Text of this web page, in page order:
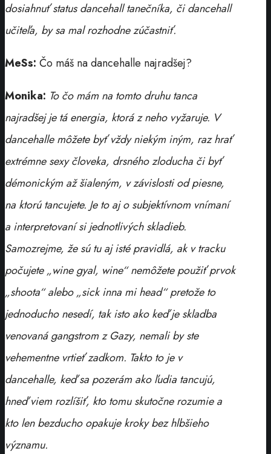
dosiahnuť status dancehall tanečníka, či dancehall
učiteľa, by sa mal rozhodne zúčastniť.
MeSs: Čo máš na dancehalle najradšej?
Monika: To čo mám na tomto druhu tanca
najradšej je tá energia, ktorá z neho vyžaruje. V
dancehalle môžete byť vždy niekým iným, raz hrať
extrémne sexy človeka, drsného zloducha či byť
démonickým až šialeným, v závislosti od piesne,
na ktorú tancujete. Je to aj o subjektívnom vnímaní
a interpretovaní si jednotlivých skladieb.
Samozrejme, že sú tu aj isté pravidlá, ak v tracku
počujete „wine gyal, wine“ nemôžete použiť prvok
„shoota“ alebo „sick inna mi head“ pretože to
jednoducho nesedí, tak isto ako keď je skladba
venovaná gangstrom z Gazy, nemali by ste
vehementne vrtieť zadkom. Takto to je v
dancehalle, keď sa pozerám ako ľudia tancujú,
hneď viem rozlíšiť, kto tomu skutočne rozumie a
kto len bezducho opakuje kroky bez hlbšieho
významu.